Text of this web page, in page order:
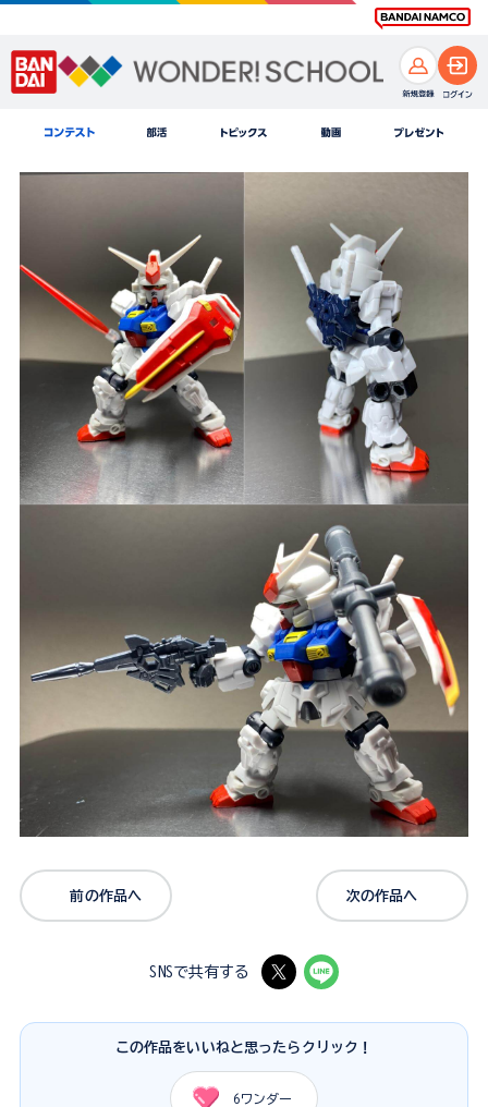
前の作品へ 次の作品へ
SNSで共有する
この作品をいいねと思ったらクリック！
6ワンダー